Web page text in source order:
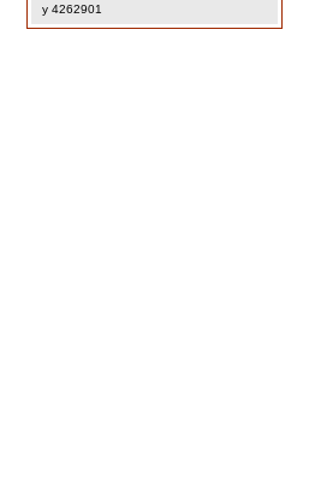
y 4262901